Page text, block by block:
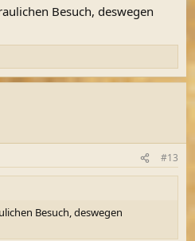
Besuch, deswegen
#13
Besuch, deswegen